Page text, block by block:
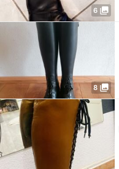
6 photo_library
8 photo_library